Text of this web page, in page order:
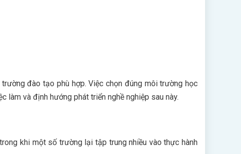
đào tạo phù hợp. Việc chọn đúng môi trường học
và định hướng phát triển nghề nghiệp sau này.
khi một số trường lại tập trung nhiều vào thực hành